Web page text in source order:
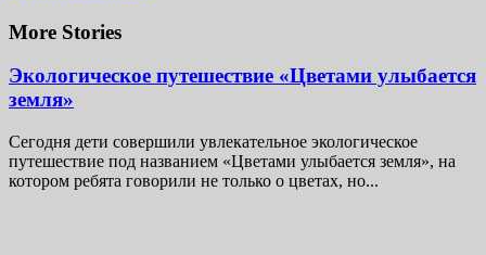
More Stories
Экологическое путешествие «Цветами улыбается
земля»
Сегодня дети совершили увлекательное экологическое
путешествие под названием «Цветами улыбается земля», на
котором ребята говорили не только о цветах, но...